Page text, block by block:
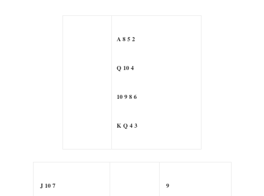
A 8 5 2
Q 10 4
10 9 8 6
K Q 4 3
J 10 7 9